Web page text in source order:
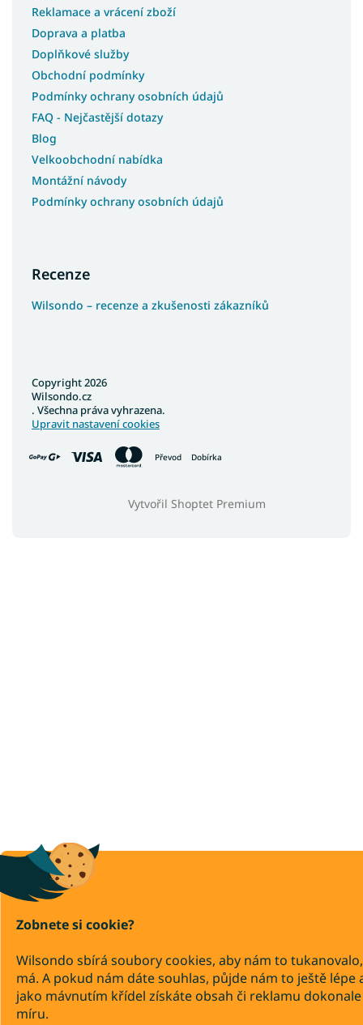
Zobnete si cookie?
Wilsondo sbírá soubory cookies, aby nám to
má. A pokud nám dáte souhlas, půjde nám to ještě lépe
jako mávnutím křídel získáte obsah či reklamu
míru.
Reklamace a vrácení zboží
Doprava a platba
Doplňkové služby
Obchodní podmínky
Podmínky ochrany osobních údajů
FAQ - Nejčastější dotazy
Blog
Velkoobchodní nabídka
Montážní návody
Podmínky ochrany osobních údajů
Recenze
Wilsondo – recenze a zkušenosti zákazníků
Převod Dobírka
Vytvořil Shoptet Premium
Copyright 2026
Wilsondo.cz
. Všechna práva vyhrazena.
Upravit nastavení cookies